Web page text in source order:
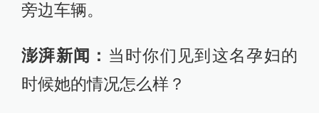
旁边车辆。
澎湃新闻： 当时你们见到这名孕妇的
时候她的情况怎么样？